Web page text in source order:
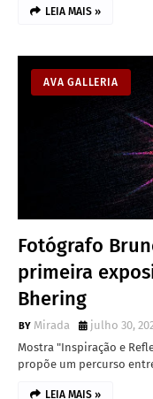
LEIA MAIS »
AVA GALLERIA
Fotógrafo
primeira
Bhering
Mirada
julho 30,
Mostra "Inspiração e
propõe um percurso
LEIA MAIS »